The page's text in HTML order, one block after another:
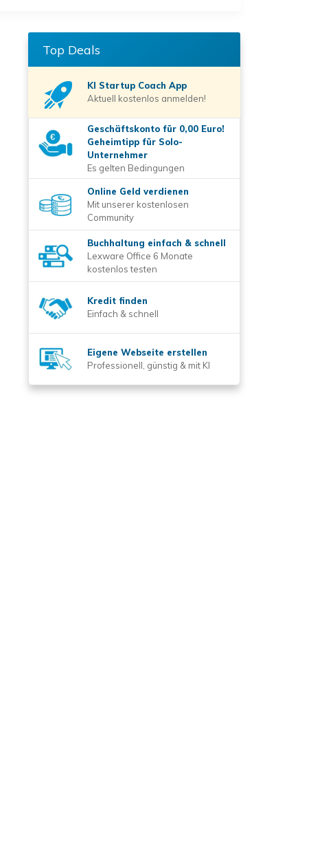
Top Deals
KI Startup Coach App
Aktuell kostenlos anmelden!
Geschäftskonto für 0,00 Euro!
Geheimtipp für Solo-
Unternehmer
Es gelten Bedingungen
Online Geld verdienen
Mit unserer kostenlosen
Community
Buchhaltung einfach & schnell
Lexware Office 6 Monate
kostenlos testen
Kredit finden
Einfach & schnell
Eigene Webseite erstellen
Professionell, günstig & mit KI